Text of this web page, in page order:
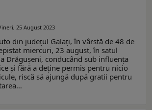
25 August 2023
din județul Galați, în vârstă de 48 de
miercuri, 23 august, în satul
Drăgușeni, conducând sub influența
și fără a deține permis pentru nicio
riscă să ajungă după gratii pentru